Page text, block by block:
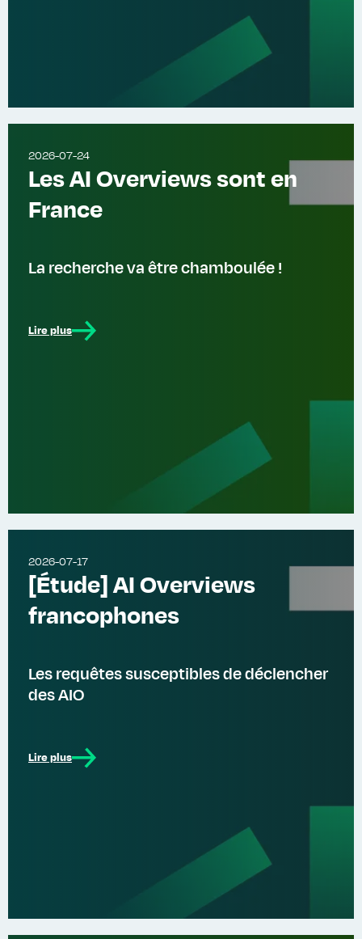
2026-07-24
Les AI Overviews sont en
France
La recherche va être chamboulée !
Lire plus
2026-07-17
[Étude] AI Overviews
francophones
Les requêtes susceptibles de déclencher
des AIO
Lire plus